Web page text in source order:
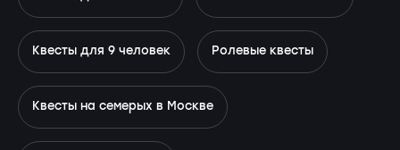
Квесты для 9 человек Ролевые квесты
Квесты на семерых в Москве